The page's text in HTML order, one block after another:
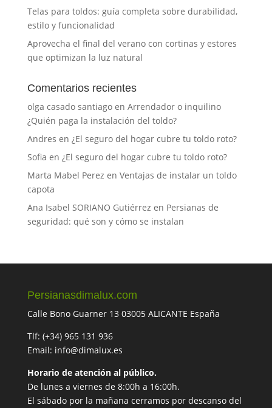
Telas para toldos: guía completa sobre durabilidad,
estilo y funcionalidad
Aprovecha el final del verano con cortinas y estores
que optimizan la luz natural
Comentarios recientes
olga casado santiagoen Arrendador o inquilino
¿Quién paga la instalación del toldo?
Andres en ¿El seguro del hogar cubre tu toldo roto?
Sofia en ¿El seguro del hogar cubre tu toldo roto?
Marta Mabel Perez en Ventajas de instalar un toldo
capota
Ana Isabel SORIANO Gutiérrez en Persianas de
seguridad: qué son y cómo se instalan
Persianasdimalux.com
Calle Bono Guarner 13 03005 ALICANTE España
Tlf: (+34) 965 131 936
Email: info@dimalux.es
Horario de atención al público.
De lunes a viernes de 8:00h a 16:00h.
El sábado por la mañana cerramos por descanso del